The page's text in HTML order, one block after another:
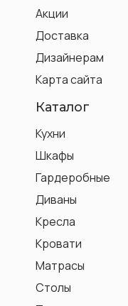
Акции
Доставка
Каталог
Карта сайта
Дизайнерам
Кресла
Кровати
Диваны
Шкафы
Гардеробные
Кухни
Столы
Матрасы